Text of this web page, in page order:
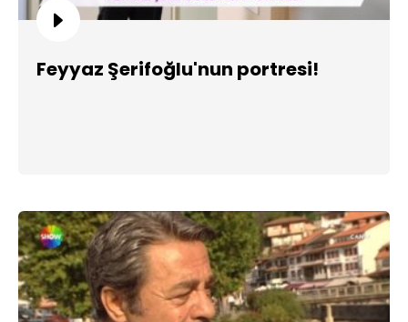
Feyyaz Şerifoğlu'nun portresi!